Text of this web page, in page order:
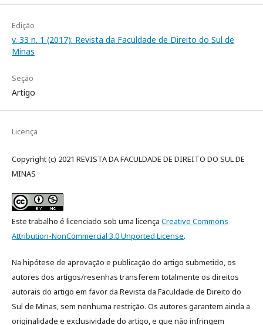
Edição
v. 33 n. 1 (2017): Revista da Faculdade de Direito do Sul de
Minas
Seção
Artigo
Licença
Copyright (c) 2021 REVISTA DA FACULDADE DE DIREITO DO SUL DE
MINAS
Este trabalho é licenciado sob uma licença Creative Commons
Attribution-NonCommercial 3.0 Unported License.
Na hipótese de aprovação e publicação do artigo submetido, os
autores dos artigos/resenhas transferem totalmente os direitos
autorais do artigo em favor da Revista da Faculdade de Direito do
Sul de Minas, sem nenhuma restrição. Os autores garantem ainda a
originalidade e exclusividade do artigo, e que não infringem